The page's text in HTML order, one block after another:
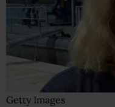
Getty Images